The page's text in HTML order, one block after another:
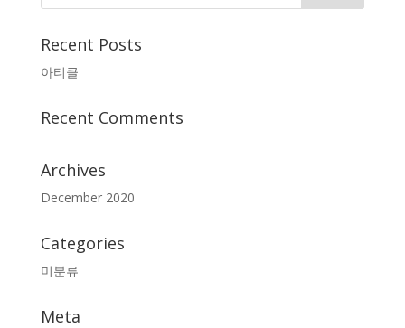
Recent Posts
아티클
Recent Comments
Archives
December 2020
Categories
미분류
Meta